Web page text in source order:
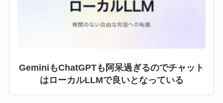
GeminiもChatGPTも阿呆過ぎるのでチャット
はローカルLLMで良いとなっている